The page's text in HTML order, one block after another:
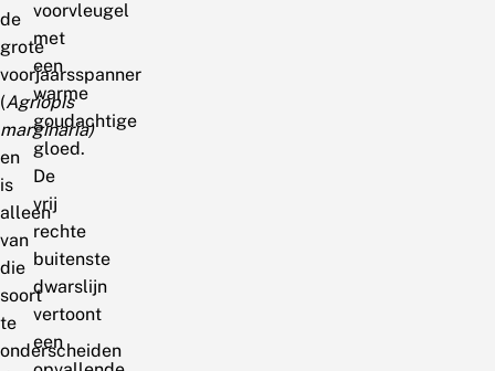
de
grote
voorjaarsspanner
(Agriopis
marginaria)
en
is
alleen
van
die
soort
te
onderscheiden
voorvleugel
met
een
warme
goudachtige
gloed.
De
vrij
rechte
buitenste
dwarslijn
vertoont
een